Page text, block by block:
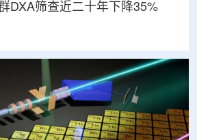
DXA筛查近二十年下降35%